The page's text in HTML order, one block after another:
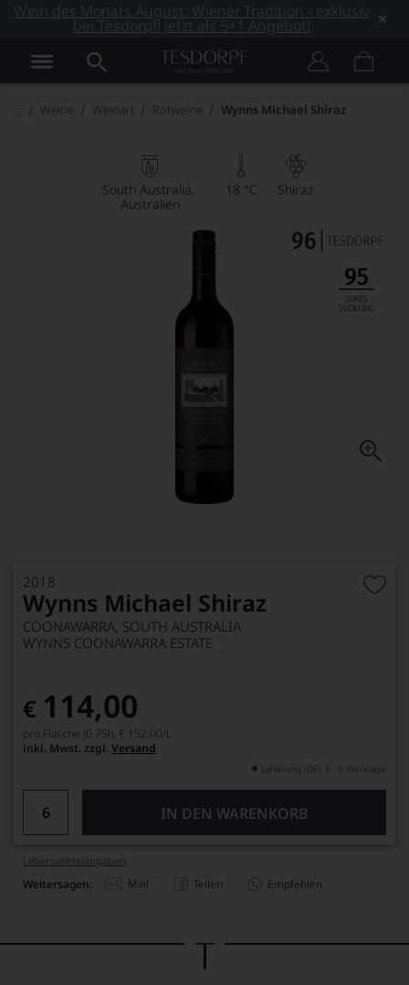
Wein des Monats August: Wiener Tradition - exklusiv
bei Tesdorpf! Jetzt als 5+1 Angebot!
Weine Weinart Rotweine Wynns Michael Shiraz
South Australia
Australien
18 °C Shiraz
2018
Wynns Michael Shiraz
COONAWARRA, SOUTH AUSTRALIA
WYNNS COONAWARRA ESTATE
€ 114,00
pro Flasche (0.75l), € 152,00/L
inkl. Mwst. zzgl. Versand
Lieferung (DE) 3 - 5 Werktage
IN DEN WARENKORB
Lebensmittel­angaben
Weitersagen: Mail Teilen Empfehlen